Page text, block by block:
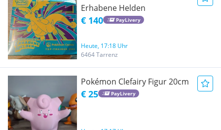
Erhabene Helden
€ 140 PayLivery
Heute, 17:18 Uhr
6464 Tarrenz
Pokémon Clefairy Figur 20cm
€ 25 PayLivery